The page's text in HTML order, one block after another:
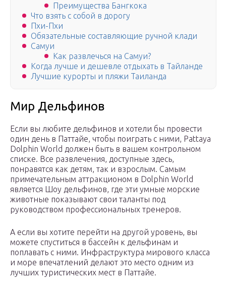
Преимущества Бангкока
Что взять с собой в дорогу
Пхи-Пхи
Обязательные составляющие ручной клади
Самуи
Как развлечься на Самуи?
Когда лучше и дешевле отдыхать в Тайланде
Лучшие курорты и пляжи Таиланда
Мир Дельфинов
Если вы любите дельфинов и хотели бы провести
один день в Паттайе, чтобы поиграть с ними, Pattaya
Dolphin World должен быть в вашем контрольном
списке. Все развлечения, доступные здесь,
понравятся как детям, так и взрослым. Самым
примечательным аттракционом в Dolphin World
является Шоу дельфинов, где эти умные морские
животные показывают свои таланты под
руководством профессиональных тренеров.
А если вы хотите перейти на другой уровень, вы
можете спуститься в бассейн к дельфинам и
поплавать с ними. Инфраструктура мирового класса
и море впечатлений делают это место одним из
лучших туристических мест в Паттайе.